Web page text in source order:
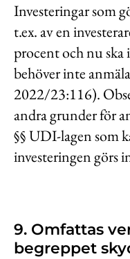
Investeringar som
t.ex. av en
procent och nu ska
behöver inte
2022/23:116).
andra grunder för
§§ UDI-lagen som
investeringen görs
9. Omfattas
begreppet